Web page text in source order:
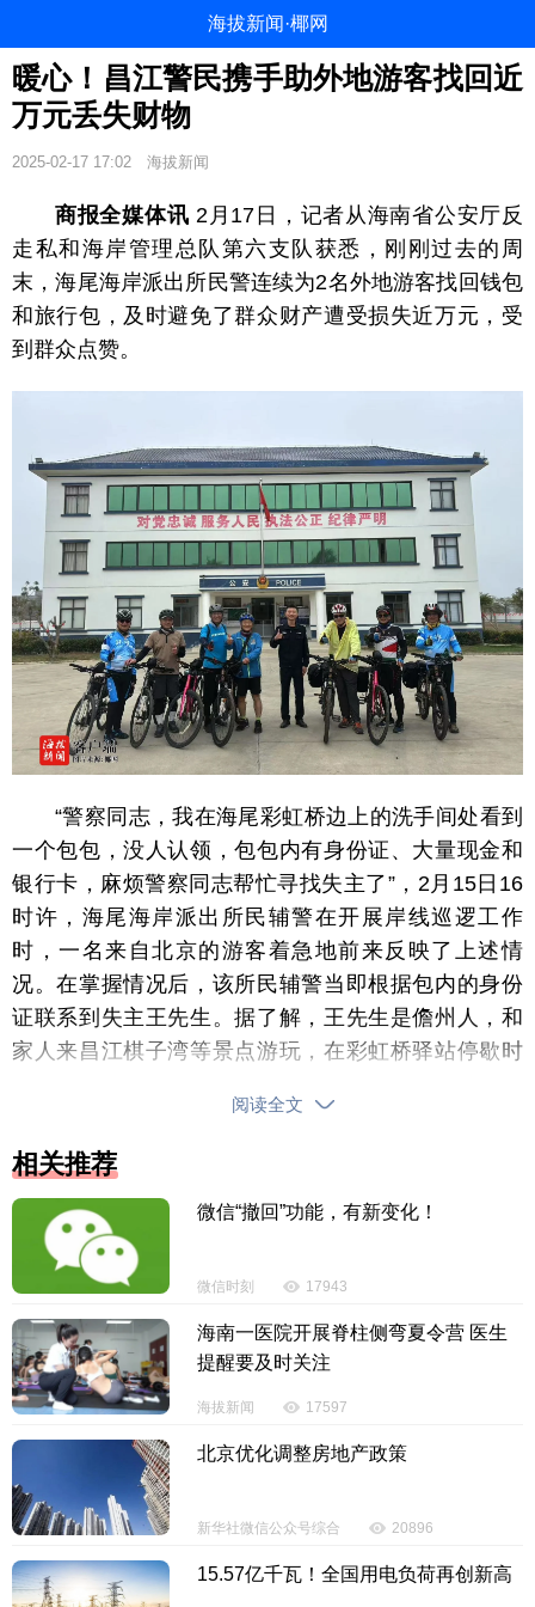
海拔新闻·椰网
暖心！昌江警民携手助外地游客找回近
万元丢失财物
2025-02-17 17:02 海拔新闻
商报全媒体讯 2月17日，记者从海南省公安厅反
走私和海岸管理总队第六支队获悉，刚刚过去的周
末，海尾海岸派出所民警连续为2名外地游客找回钱包
和旅行包，及时避免了群众财产遭受损失近万元，受
到群众点赞。
“警察同志，我在海尾彩虹桥边上的洗手间处看到
一个包包，没人认领，包包内有身份证、大量现金和
银行卡，麻烦警察同志帮忙寻找失主了”，2月15日16
时许，海尾海岸派出所民辅警在开展岸线巡逻工作
时，一名来自北京的游客着急地前来反映了上述情
况。在掌握情况后，该所民辅警当即根据包内的身份
证联系到失主王先生。据了解，王先生是儋州人，和
家人来昌江棋子湾等景点游玩，在彩虹桥驿站停歇时
照，然后就去下一个景点，忘记拿包了。
“真的感谢你们，如果找不回来的话，自己的身份
证、银行卡和9000元现金就麻烦了。”看到失而复得的
物品时，王先生激动地握着民警的手说道。对热心北
京游客拾金不昧的高尚品德和派出所民辅警的积极主
阅读全文
相关推荐
微信“撤回”功能，有新变化！
微信时刻 17943
海南一医院开展脊柱侧弯夏令营 医生
提醒要及时关注
海拔新闻 17597
北京优化调整房地产政策
新华社微信公众号综合 20896
15.57亿千瓦！全国用电负荷再创新高